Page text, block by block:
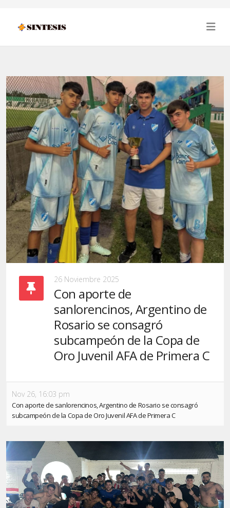
26 Noviembre 2025
Con aporte de
sanlorencinos, Argentino de
Rosario se consagró
subcampeón de la Copa de
Oro Juvenil AFA de Primera C
Nov 26, 16:03 pm
Con aporte de sanlorencinos, Argentino de Rosario se consagró
subcampeón de la Copa de Oro Juvenil AFA de Primera C